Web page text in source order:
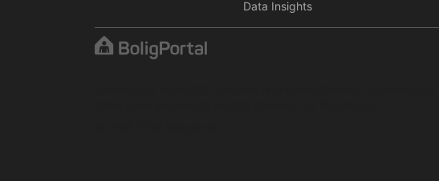
Data Insights